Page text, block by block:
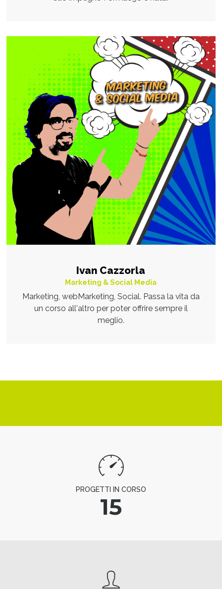
Ivan Cazzorla
Marketing & Social Media
Marketing, webMarketing, Social. Passa la vita da
un corso all'altro per poter offrire sempre il
meglio.
PROGETTI IN CORSO
15